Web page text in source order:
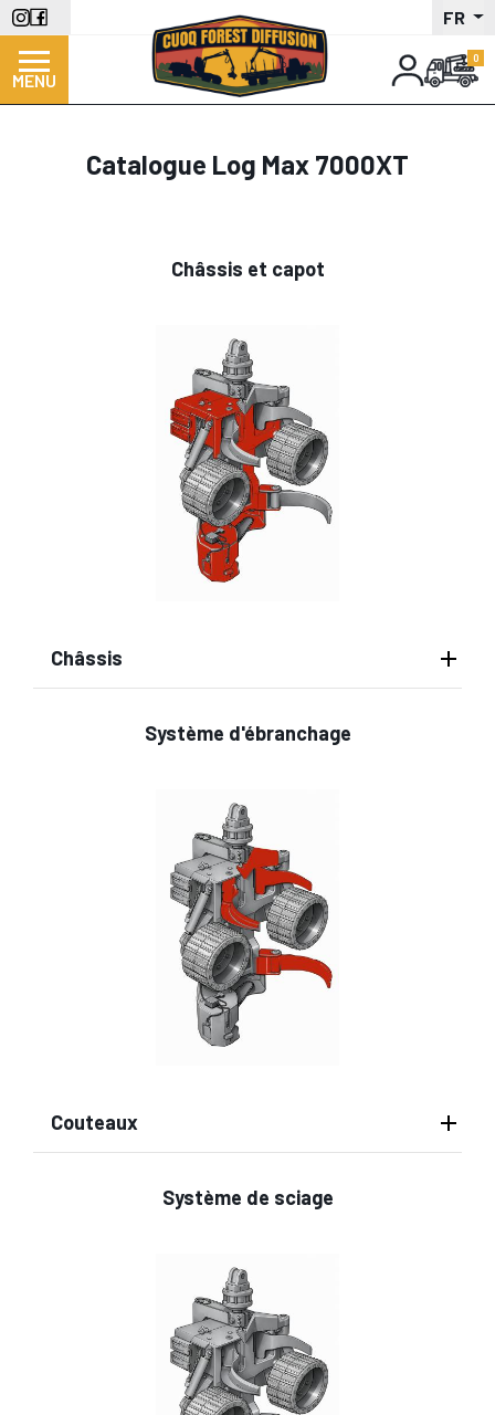
Aller
au
contenu
principal
FR
MENU
Catalogue Log Max 7000XT
Châssis et capot
Châssis
Système d'ébranchage
Couteaux
Système de sciage